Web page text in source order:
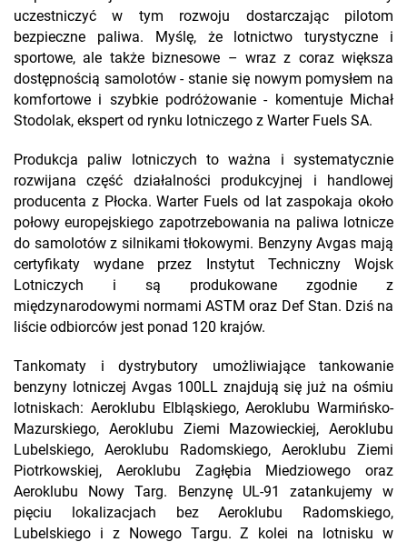
uczestniczyć w tym rozwoju dostarczając pilotom
bezpieczne paliwa. Myślę, że lotnictwo turystyczne i
sportowe, ale także biznesowe – wraz z coraz większa
dostępnością samolotów - stanie się nowym pomysłem na
komfortowe i szybkie podróżowanie - komentuje Michał
Stodolak, ekspert od rynku lotniczego z Warter Fuels SA.
Produkcja paliw lotniczych to ważna i systematycznie
rozwijana część działalności produkcyjnej i handlowej
producenta z Płocka. Warter Fuels od lat zaspokaja około
połowy europejskiego zapotrzebowania na paliwa lotnicze
do samolotów z silnikami tłokowymi. Benzyny Avgas mają
certyfikaty wydane przez Instytut Techniczny Wojsk
Lotniczych i są produkowane zgodnie z
międzynarodowymi normami ASTM oraz Def Stan. Dziś na
liście odbiorców jest ponad 120 krajów.
Tankomaty i dystrybutory umożliwiające tankowanie
benzyny lotniczej Avgas 100LL znajdują się już na ośmiu
lotniskach: Aeroklubu Elbląskiego, Aeroklubu Warmińsko-
Mazurskiego, Aeroklubu Ziemi Mazowieckiej, Aeroklubu
Lubelskiego, Aeroklubu Radomskiego, Aeroklubu Ziemi
Piotrkowskiej, Aeroklubu Zagłębia Miedziowego oraz
Aeroklubu Nowy Targ. Benzynę UL-91 zatankujemy w
pięciu lokalizacjach bez Aeroklubu Radomskiego,
Lubelskiego i z Nowego Targu. Z kolei na lotnisku w